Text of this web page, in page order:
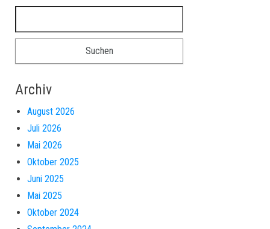
Archiv
August 2026
Juli 2026
Mai 2026
Oktober 2025
Juni 2025
Mai 2025
Oktober 2024